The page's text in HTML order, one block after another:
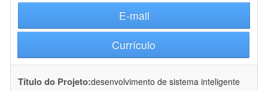
E-mail
Currículo
Título do Projeto:desenvolvimento de sistema inteligente